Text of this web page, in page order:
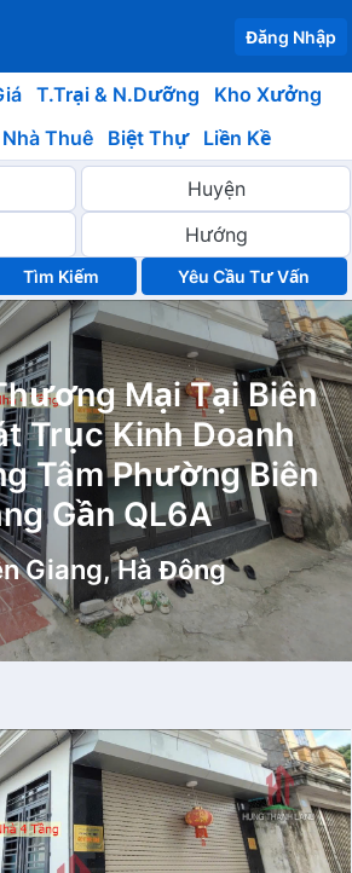
Đăng Nhập
T.Trại & N.Dưỡng
Kho Xưởng
Nhà Thuê Biệt Thự Liền Kề
Yêu Cầu Tư Vấn
Mại Tại Biên
Trục Kinh Doanh
Tâm Phường Biên
Gần QL6A
Giang, Hà Đông